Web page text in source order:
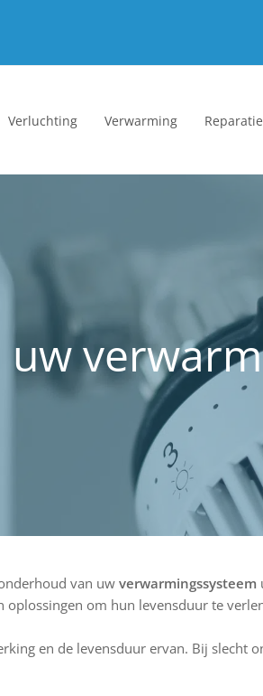
Verluchting Verwarming Reparatie
van uw verwarmingssysteem
om hun levensduur te
en de levensduur ervan. Bij slecht